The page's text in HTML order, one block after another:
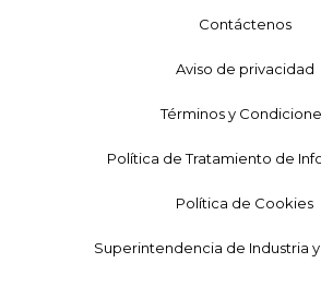
Contáctenos
Aviso de privacidad
Términos y
Política de Tratamiento de
Política de Cookies
Superintendencia de Industria